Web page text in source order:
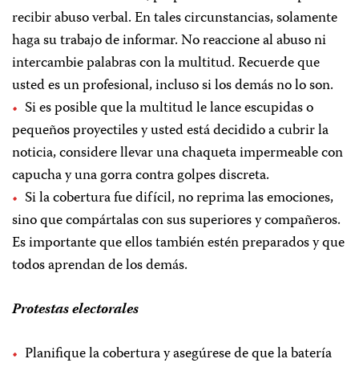
recibir abuso verbal. En tales circunstancias, solamente
haga su trabajo de informar. No reaccione al abuso ni
intercambie palabras con la multitud. Recuerde que
usted es un profesional, incluso si los demás no lo son.
Si es posible que la multitud le lance escupidas o
pequeños proyectiles y usted está decidido a cubrir la
noticia, considere llevar una chaqueta impermeable con
capucha y una gorra contra golpes discreta.
Si la cobertura fue difícil, no reprima las emociones,
sino que compártalas con sus superiores y compañeros.
Es importante que ellos también estén preparados y que
todos aprendan de los demás.
Protestas electorales
Planifique la cobertura y asegúrese de que la batería